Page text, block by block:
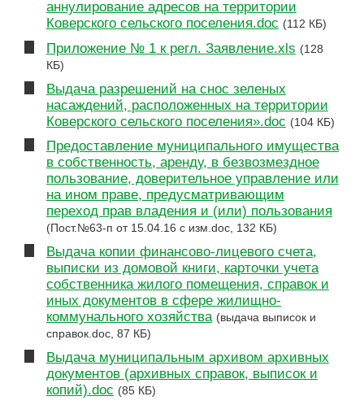
аннулирование адресов на территории
Коверского сельского поселения.doc (112 КБ)
Приложение № 1 к регл. Заявление.xls (128
КБ)
Выдача разрешений на снос зеленых
насаждений, расположенных на территории
Коверского сельского поселения».doc (104 КБ)
Предоставление муниципального имущества
в собственность, аренду, в безвозмездное
пользование, доверительное управление или
на ином праве, предусматривающим
переход прав владения и (или) пользования
(Пост.№63-п от 15.04.16 с изм.doc, 132 КБ)
Выдача копии финансово-лицевого счета,
выписки из домовой книги, карточки учета
собственника жилого помещения, справок и
иных документов в сфере жилищно-
коммунального хозяйства (выдача выписок и
справок.doc, 87 КБ)
Выдача муниципальным архивом архивных
документов (архивных справок, выписок и
копий).doc (85 КБ)